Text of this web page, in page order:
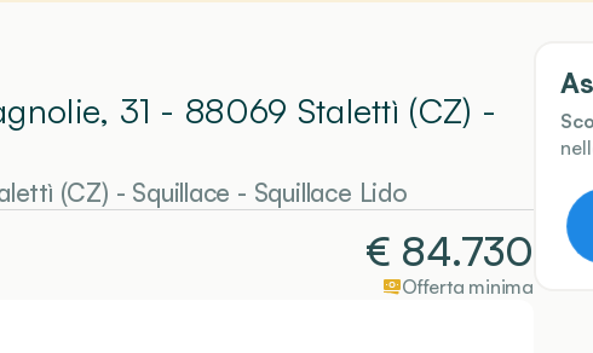
31 - 88069 Stalettì (CZ) -
(CZ) - Squillace - Squillace Lido
€ 84.730
Offerta minima